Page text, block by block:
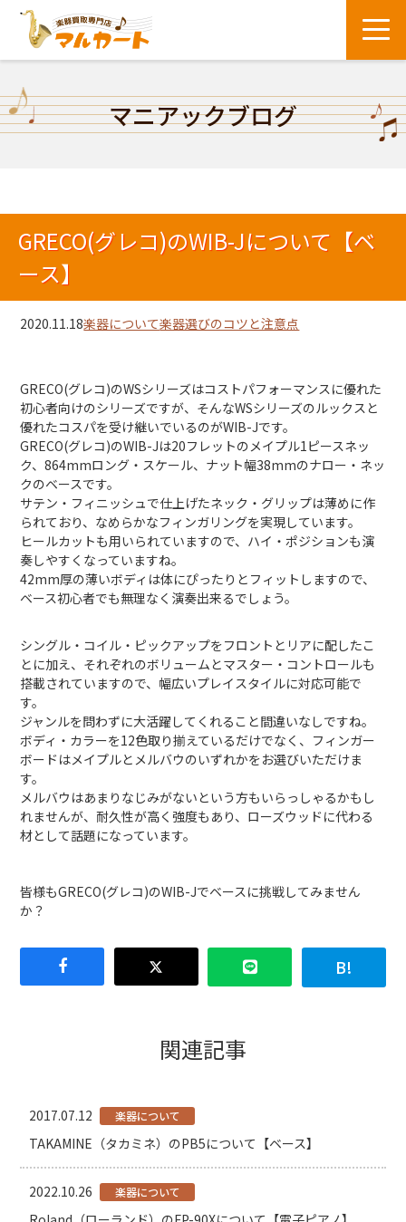
マニアックブログ
GRECO(グレコ)のWIB-Jについて【ベ
ース】
2020.11.18楽器について楽器選びのコツと注意点
GRECO(グレコ)のWSシリーズはコストパフォーマンスに優れた
初心者向けのシリーズですが、そんなWSシリーズのルックスと
優れたコスパを受け継いでいるのがWIB-Jです。
GRECO(グレコ)のWIB-Jは20フレットのメイプル1ピースネッ
ク、864mmロング・スケール、ナット幅38mmのナロー・ネッ
クのベースです。
サテン・フィニッシュで仕上げたネック・グリップは薄めに作
られており、なめらかなフィンガリングを実現しています。
ヒールカットも用いられていますので、ハイ・ポジションも演
奏しやすくなっていますね。
42mm厚の薄いボディは体にぴったりとフィットしますので、
ベース初心者でも無理なく演奏出来るでしょう。
シングル・コイル・ピックアップをフロントとリアに配したこ
とに加え、それぞれのボリュームとマスター・コントロールも
搭載されていますので、幅広いプレイスタイルに対応可能で
す。
ジャンルを問わずに大活躍してくれること間違いなしですね。
ボディ・カラーを12色取り揃えているだけでなく、フィンガー
ボードはメイプルとメルバウのいずれかをお選びいただけま
す。
メルバウはあまりなじみがないという方もいらっしゃるかもし
れませんが、耐久性が高く強度もあり、ローズウッドに代わる
材として話題になっています。
皆様もGRECO(グレコ)のWIB-Jでベースに挑戦してみません
か？
関連記事
2017.07.12 楽器について
TAKAMINE（タカミネ）のPB5について【ベース】
2022.10.26 楽器について